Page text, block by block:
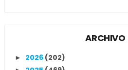
ARCHIVO
► 2026 (202)